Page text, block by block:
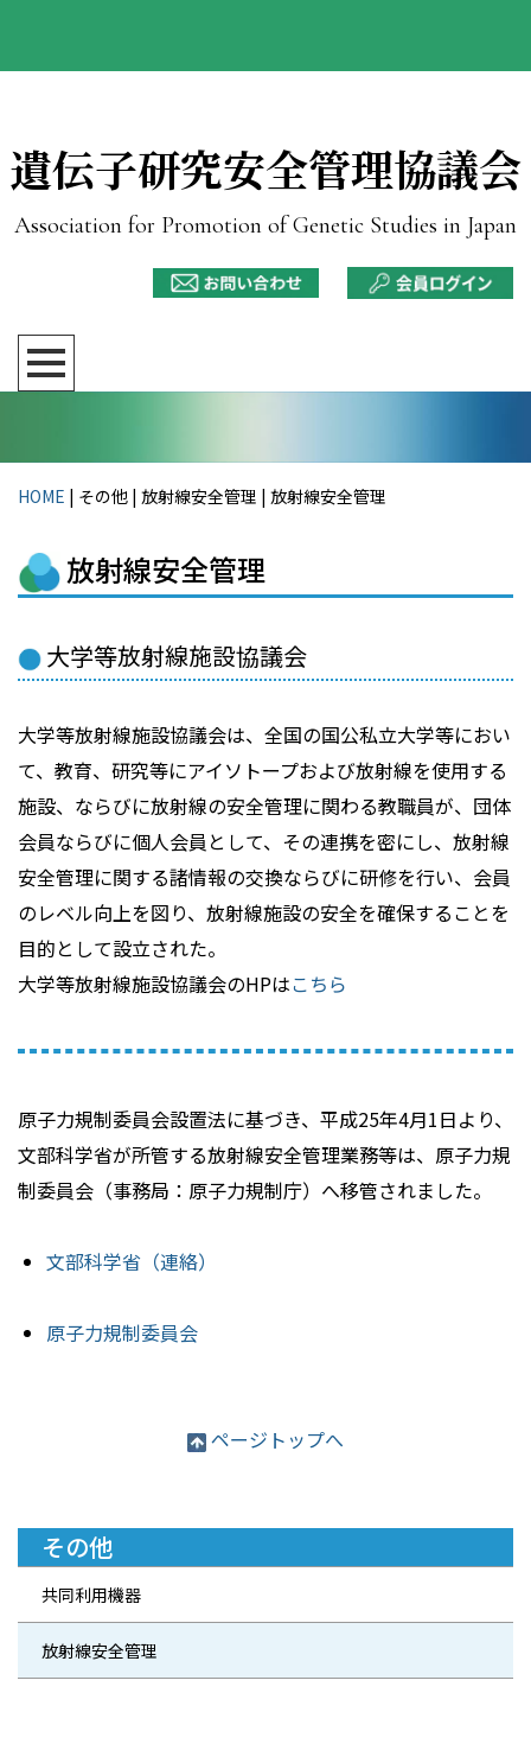
遺伝子研究安全管理協議会
Association for Promotion of Genetic Studies in Japan
HOME | その他 | 放射線安全管理 | 放射線安全管理
放射線安全管理
大学等放射線施設協議会
大学等放射線施設協議会は、全国の国公私立大学等におい
て、教育、研究等にアイソトープおよび放射線を使用する
施設、ならびに放射線の安全管理に関わる教職員が、団体
会員ならびに個人会員として、その連携を密にし、放射線
安全管理に関する諸情報の交換ならびに研修を行い、会員
のレベル向上を図り、放射線施設の安全を確保することを
目的として設立された。
大学等放射線施設協議会のHPはこちら
原子力規制委員会設置法に基づき、平成25年4月1日より、
文部科学省が所管する放射線安全管理業務等は、原子力規
制委員会（事務局：原子力規制庁）へ移管されました。
文部科学省（連絡）
原子力規制委員会
ページトップへ
その他
共同利用機器
放射線安全管理